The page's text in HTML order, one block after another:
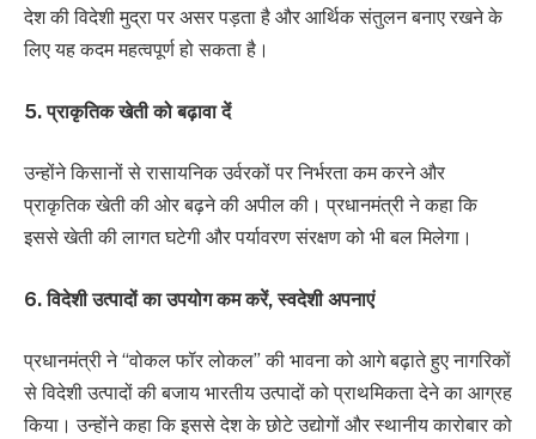
देश की विदेशी मुद्रा पर असर पड़ता है और आर्थिक संतुलन बनाए रखने के
लिए यह कदम महत्वपूर्ण हो सकता है।
5. प्राकृतिक खेती को बढ़ावा दें
उन्होंने किसानों से रासायनिक उर्वरकों पर निर्भरता कम करने और
प्राकृतिक खेती की ओर बढ़ने की अपील की। प्रधानमंत्री ने कहा कि
इससे खेती की लागत घटेगी और पर्यावरण संरक्षण को भी बल मिलेगा।
6. विदेशी उत्पादों का उपयोग कम करें, स्वदेशी अपनाएं
प्रधानमंत्री ने “वोकल फॉर लोकल” की भावना को आगे बढ़ाते हुए नागरिकों
से विदेशी उत्पादों की बजाय भारतीय उत्पादों को प्राथमिकता देने का आग्रह
किया। उन्होंने कहा कि इससे देश के छोटे उद्योगों और स्थानीय कारोबार को